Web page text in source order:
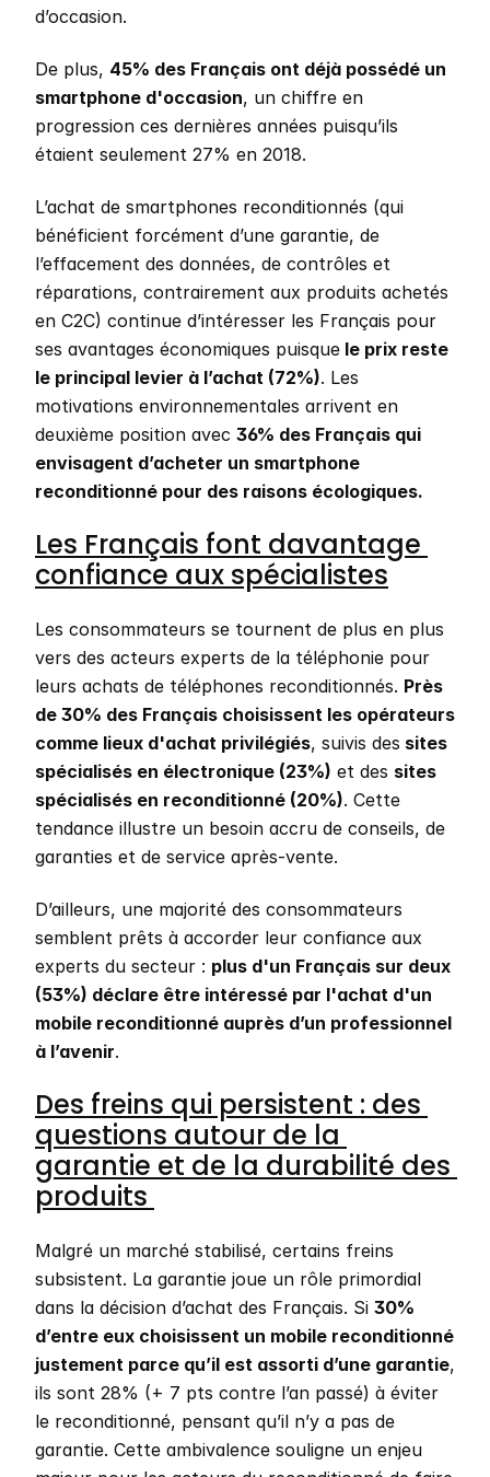
d’occasion.
De plus, 45% des Français ont déjà possédé un
smartphone d'occasion, un chiffre en
progression ces dernières années puisqu’ils
étaient seulement 27% en 2018.
L’achat de smartphones reconditionnés (qui
bénéficient forcément d’une garantie, de
l’effacement des données, de contrôles et
réparations, contrairement aux produits achetés
en C2C) continue d’intéresser les Français pour
ses avantages économiques puisque le prix reste
le principal levier à l’achat (72%). Les
motivations environnementales arrivent en
deuxième position avec 36% des Français qui
envisagent d’acheter un smartphone
reconditionné pour des raisons écologiques.
Les Français font davantage
confiance aux spécialistes
Les consommateurs se tournent de plus en plus
vers des acteurs experts de la téléphonie pour
leurs achats de téléphones reconditionnés. Près
de 30% des Français choisissent les opérateurs
comme lieux d'achat privilégiés, suivis des sites
spécialisés en électronique (23%) et des sites
spécialisés en reconditionné (20%). Cette
tendance illustre un besoin accru de conseils, de
garanties et de service après-vente.
D’ailleurs, une majorité des consommateurs
semblent prêts à accorder leur confiance aux
experts du secteur : plus d'un Français sur deux
(53%) déclare être intéressé par l'achat d'un
mobile reconditionné auprès d’un professionnel
à l’avenir.
Des freins qui persistent : des
questions autour de la
garantie et de la durabilité des
produits
Malgré un marché stabilisé, certains freins
subsistent. La garantie joue un rôle primordial
dans la décision d’achat des Français. Si 30%
d’entre eux choisissent un mobile reconditionné
justement parce qu’il est assorti d’une garantie,
ils sont 28% (+ 7 pts contre l’an passé) à éviter
le reconditionné, pensant qu’il n’y a pas de
garantie. Cette ambivalence souligne un enjeu